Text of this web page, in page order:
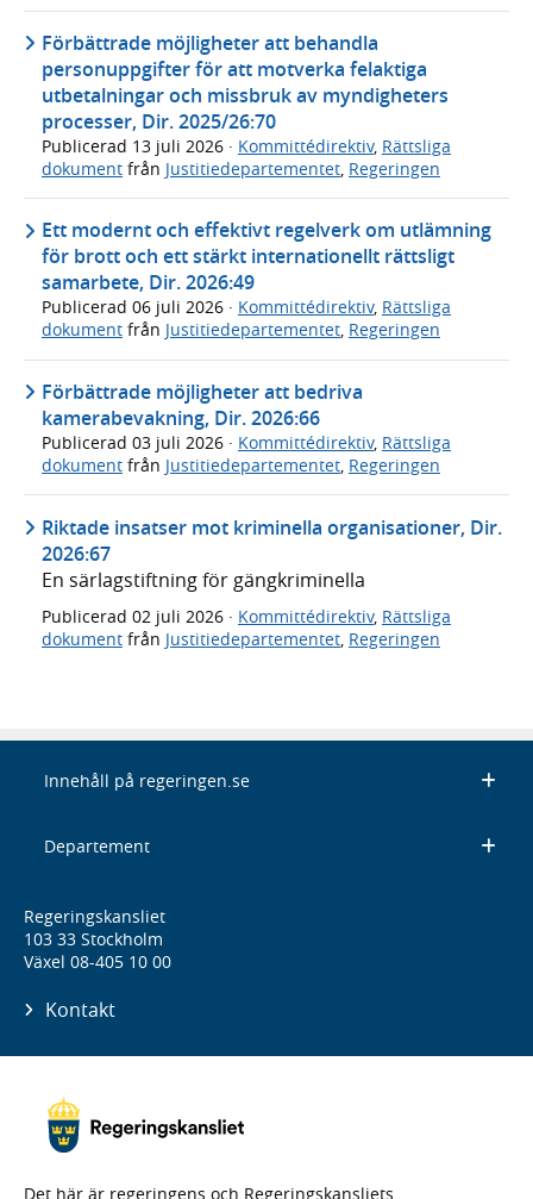
Förbättrade möjligheter att behandla
personuppgifter för att motverka felaktiga
utbetalningar och missbruk av myndigheters
processer, Dir. 2025/26:70
Publicerad 13 juli 2026 · Kommittédirektiv, Rättsliga
dokument från Justitiedepartementet, Regeringen
Ett modernt och effektivt regelverk om utlämning
för brott och ett stärkt internationellt rättsligt
samarbete, Dir. 2026:49
Publicerad 06 juli 2026 · Kommittédirektiv, Rättsliga
dokument från Justitiedepartementet, Regeringen
Förbättrade möjligheter att bedriva
kamerabevakning, Dir. 2026:66
Publicerad 03 juli 2026 · Kommittédirektiv, Rättsliga
dokument från Justitiedepartementet, Regeringen
Riktade insatser mot kriminella organisationer, Dir.
2026:67
En särlagstiftning för gängkriminella
Publicerad 02 juli 2026 · Kommittédirektiv, Rättsliga
dokument från Justitiedepartementet Regeringen
Innehåll på regeringen.se
Departement
Regeringskansliet
103 33 Stockholm
Växel 08-405 10 00
Kontakt
Det här är regeringens och Regeringskansliets